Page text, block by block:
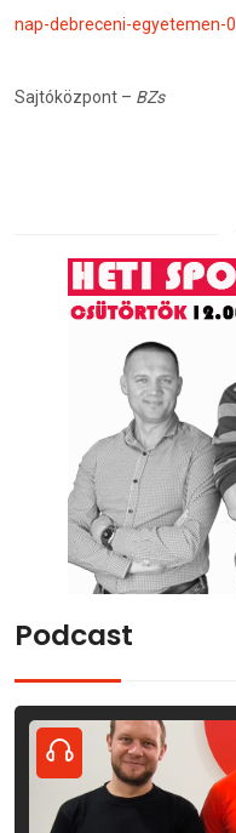
nap-debreceni-egyetemen-0
Sajtóközpont – BZs
Podcast